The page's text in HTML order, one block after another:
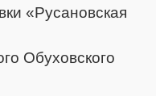
«Русановская
Обуховского